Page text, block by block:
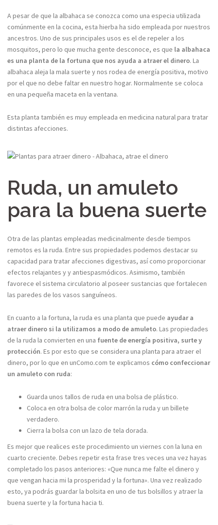
A pesar de que la albahaca se conozca como una especia utilizada
comúnmente en la cocina, esta hierba ha sido empleada por nuestros
ancestros. Uno de sus principales usos es el de repeler a los
mosquitos, pero lo que mucha gente desconoce, es que la albahaca
es una planta de la fortuna que nos ayuda a atraer el dinero. La
albahaca aleja la mala suerte y nos rodea de energía positiva, motivo
por el que no debe faltar en nuestro hogar. Normalmente se coloca
en una pequeña maceta en la ventana.
Esta planta también es muy empleada en medicina natural para tratar
distintas afecciones.
Ruda, un amuleto
para la buena suerte
Otra de las plantas empleadas medicinalmente desde tiempos
remotos es la ruda. Entre sus propiedades podemos destacar su
capacidad para tratar afecciones digestivas, así como proporcionar
efectos relajantes y y antiespasmódicos. Asimismo, también
favorece el sistema circulatorio al poseer sustancias que fortalecen
las paredes de los vasos sanguíneos.
En cuanto a la fortuna, la ruda es una planta que puede ayudar a
atraer dinero si la utilizamos a modo de amuleto. Las propiedades
de la ruda la convierten en una fuente de energía positiva, surte y
protección. Es por esto que se considera una planta para atraer el
dinero, por lo que en unComo.com te explicamos cómo confeccionar
un amuleto con ruda:
Guarda unos tallos de ruda en una bolsa de plástico.
Coloca en otra bolsa de color marrón la ruda y un billete
verdadero.
Cierra la bolsa con un lazo de tela dorada.
Es mejor que realices este procedimiento un viernes con la luna en
cuarto creciente. Debes repetir esta frase tres veces una vez hayas
completado los pasos anteriores: «Que nunca me falte el dinero y
que vengan hacia mi la prosperidad y la fortuna». Una vez realizado
esto, ya podrás guardar la bolsita en uno de tus bolsillos y atraer la
buena suerte y la fortuna hacia ti.